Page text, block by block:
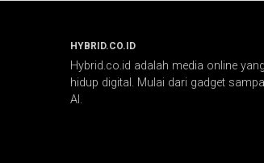
HYBRID.CO.ID
Hybrid.co.id adalah media online
hidup digital. Mulai dari gadget
AI.